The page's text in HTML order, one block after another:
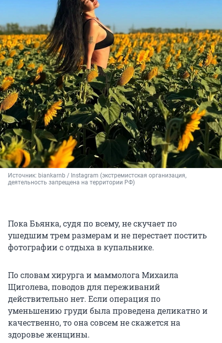
Источник: biankarnb / Instagram (экстремистская организация,
деятельность запрещена на территории РФ)
Пока Бьянка, судя по всему, не скучает по
ушедшим трем размерам и не перестает постить
фотографии с отдыха в купальнике.
По словам хирурга и маммолога Михаила
Щиголева, поводов для переживаний
действительно нет. Если операция по
уменьшению груди была проведена деликатно и
качественно, то она совсем не скажется на
здоровье женщины.